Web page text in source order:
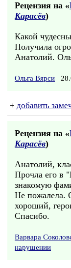
Рецензия на «
Карасёв)
Какой
Получила
Анатолий.
Ольга Вярси
+ добавить
Рецензия на «
Карасёв)
Анатолий,
Прочла его в
знакомую
Не пожалела.
хороший,
Спасибо.
Варвара
нарушении